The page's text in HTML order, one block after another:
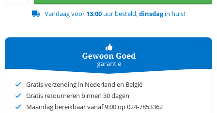
Vandaag voor 13:00 uur besteld,dinsdagin huis!
Gratis verzending in Nederland en België
Gratis retourneren binnen 30 dagen
Maandag bereikbaar vanaf 9:00 op 024-7853362